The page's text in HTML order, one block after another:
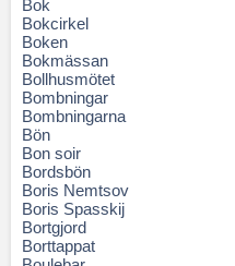
Bok
Bokcirkel
Boken
Bokmässan
Bollhusmötet
Bombningar
Bombningarna
Bön
Bon soir
Bordsbön
Boris Nemtsov
Boris Spasskij
Bortgjord
Borttappat